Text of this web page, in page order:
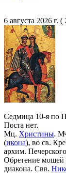
6 августа 2026 г. (
Седмица 10-я по
Поста нет.
Мц. Христины.
(икона), во св.
архим.
Обретение мощей
диакона. Свв.